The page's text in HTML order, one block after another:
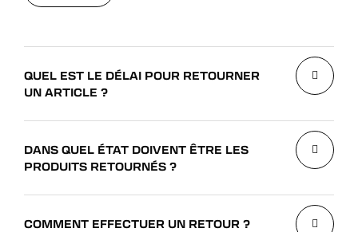
QUEL EST LE DÉLAI POUR RETOURNER
UN ARTICLE ?
DANS QUEL ÉTAT DOIVENT ÊTRE LES
PRODUITS RETOURNÉS ?
COMMENT EFFECTUER UN RETOUR ?